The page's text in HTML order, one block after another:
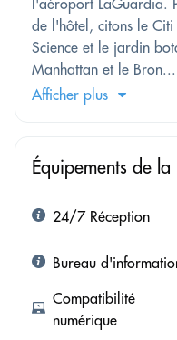
de l'hôtel, citons le
Science et le jardin
Manhattan et le Bron...
Afficher plus
Équipements de
24/7 Réception
Bureau
Compatibilité
numérique